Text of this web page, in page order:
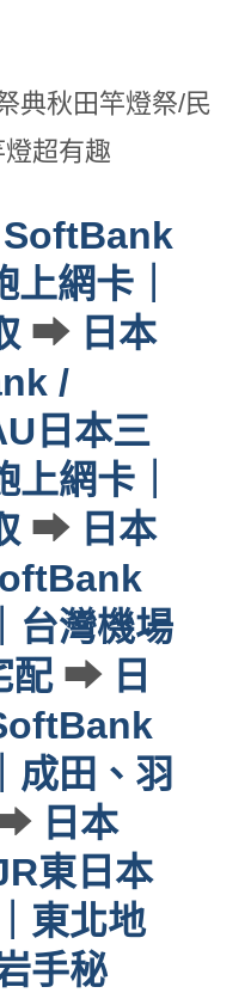
SoftBank
網卡｜
➡ 日本
/
日本三
網卡｜
➡ 日本
台灣機場
配 ➡ 日
成田、羽
日本
東日本
東北地
手秘